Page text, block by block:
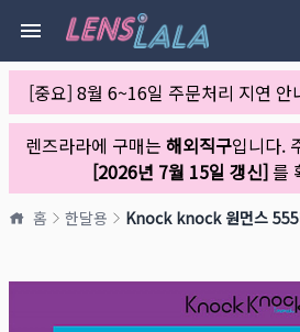
[중요] 8월 6~16일 주문처리 지연 안
렌즈라라에 구매는 해외직구입니다.
[2026년 7월 15일 갱신]를
홈 한달용